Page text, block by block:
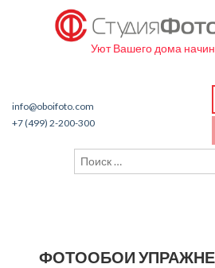
Уют Вашего дома
info@oboifoto.com
+7 (499) 2-200-300
ФОТООБОИ